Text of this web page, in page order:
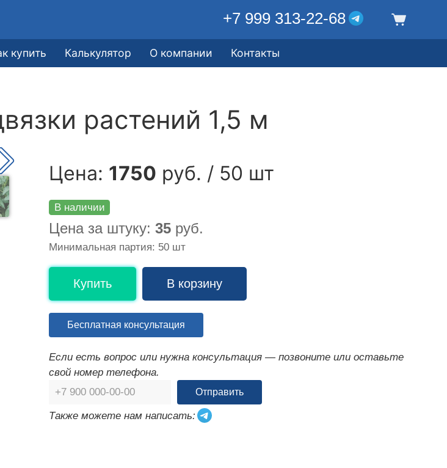
+7 999 313-22-68
купить Калькулятор О компании Контакты
растений 1,5 м
Цена: 1750 руб. / 50 шт
В наличии
Цена за штуку: 35 руб.
Минимальная партия: 50 шт
Купить В корзину
Бесплатная консультация
Если есть вопрос или нужна консультация — позвоните или оставьте
свой номер телефона.
Отправить
Также можете нам написать: